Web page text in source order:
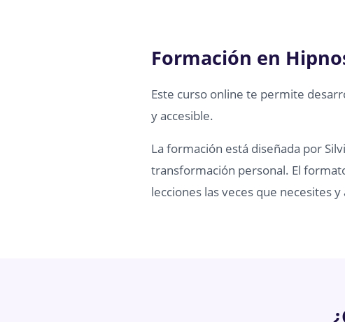
Formación en
Este curso online te permite
y accesible.
La formación está diseñada por
transformación personal. El
lecciones las veces que necesites